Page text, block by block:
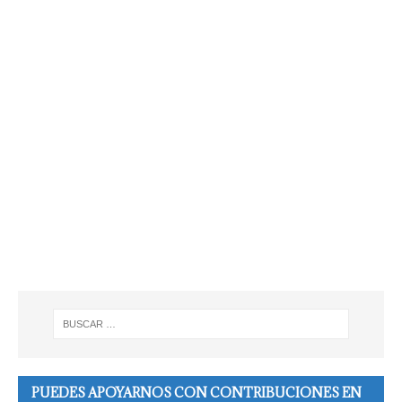
PUEDES APOYARNOS CON CONTRIBUCIONES EN